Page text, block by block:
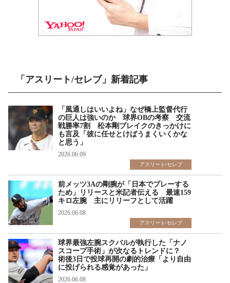
「アスリート/セレブ」新着記事
「風通しはいいよね」なぜ橋上監督代行
の巨人は強いのか 球界OBの考察 交流
戦勝率7割 松本剛ブレイクのきっかけに
も言及「彼に任せとけばうまくいくかな
と思う」
2026.06.09
アスリート/セレブ
前メッツ3Aの剛腕が「日本でプレーする
ため」リリースと米記者伝える 最速159
キロ左腕 主にリリーフとして活躍
2026.06.08
アスリート/セレブ
球界最強左腕スクバルが執行した「ナノ
スコープ手術」が次なるトレンドに？
術後3日で投球再開の劇的治療「より自由
に投げられる感覚があった」
2026.06.08